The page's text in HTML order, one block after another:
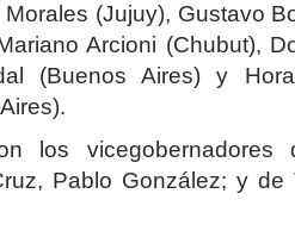
(Jujuy), Gustavo
Arcioni (Chubut),
(Buenos Aires) y
los
Pablo González; y de